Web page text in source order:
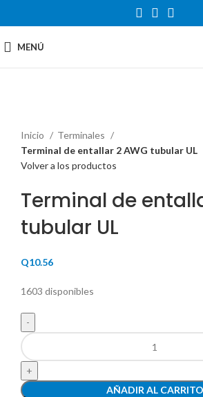
MENÚ
Inicio
Terminales
Terminal de entallar 2 AWG tubular UL
Volver a los productos
Terminal de
tubular UL
Q10.56
1603 disponibles
AÑADIR AL CARRITO